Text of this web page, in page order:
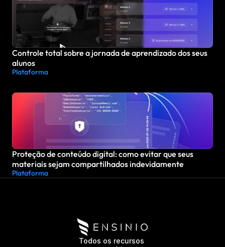
Todos os recursos
Controle total sobre a jornada de aprendizado dos seus
alunos
Plataforma
Proteção de conteúdo digital: como evitar que seus
materiais sejam compartilhados indevidamente
Plataforma